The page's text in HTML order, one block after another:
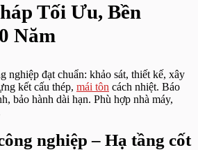
Tối Ưu, Bền
Năm
nghiệp đạt chuẩn: khảo sát, thiết kế, xây
kết cấu thép, mái tôn cách nhiệt. Báo
bảo hành dài hạn. Phù hợp nhà máy,
nghiệp – Hạ tầng cốt